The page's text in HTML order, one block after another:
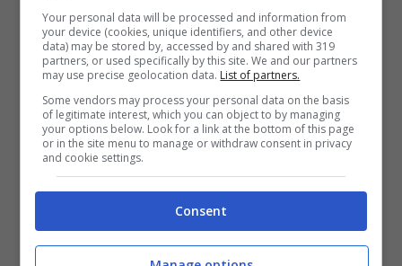
poco o nulla che riguardava Sanremo.
Giusto qualche trafiletto che probabilmente
nessuno perse tempo a leggere. Tra l’altro il
Festival era molto diverso,basta pensare
che i cantanti in gara erano furono solo
, che eseguirono tutte le venti canzoni
Your personal data will be processed and information from
your device (cookies, unique identifiers, and other device
data) may be stored by, accessed by and shared with 319
partners, or used specifically by this site. We and our partners
may use precise geolocation data. List of partners.
Some vendors may process your personal data on the basis
of legitimate interest, which you can object to by managing
your options below. Look for a link at the bottom of this page
or in the site menu to manage or withdraw consent in privacy
and cookie settings.
Consent